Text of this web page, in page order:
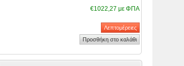
€1022,27 με ΦΠΑ